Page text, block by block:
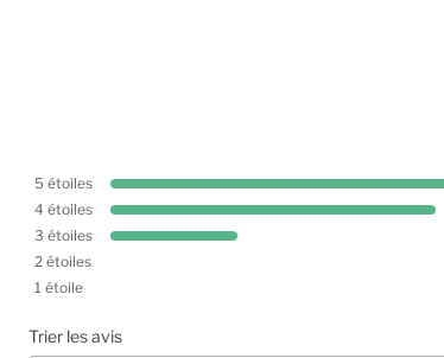
5 étoiles
4 étoiles
3 étoiles
2 étoiles
1 étoile
Trier les avis